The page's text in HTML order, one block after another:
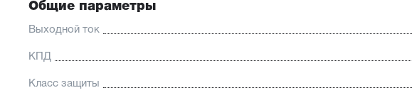
Общие параметры
Выходной ток
КПД
Класс защиты